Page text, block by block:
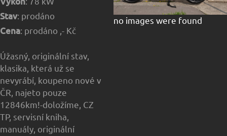
Stav: prodáno
Cena: prodáno ,- Kč
Úžasný, originální stav,
klasika, která už se
nevyrábí, koupeno nové v
ČR, najeto pouze
12846km!-doložíme, CZ
TP, servisní kniha,
manuály, originální
no images were found